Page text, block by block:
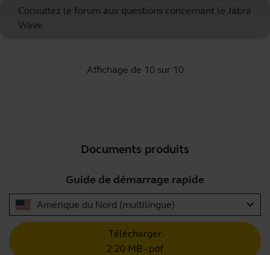
Consultez le forum aux questions concernant le Jabra
Wave
Affichage de 10 sur 10
Documents produits
Guide de démarrage rapide
Amérique du Nord (multilingue) expand_more
Télécharger
2.20 MB - pdf